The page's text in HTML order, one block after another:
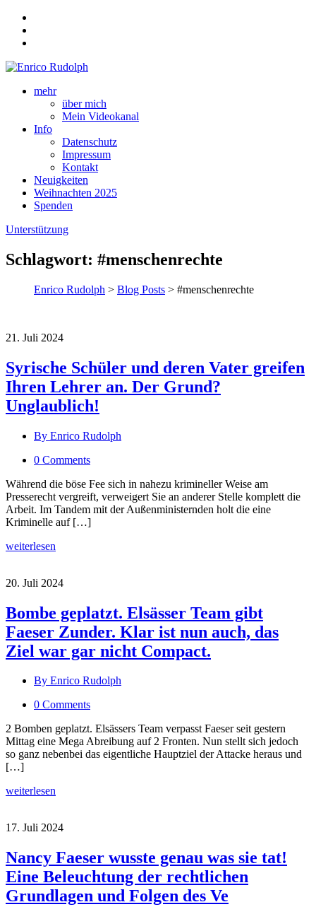
mehr
über mich
Mein Videokanal
Info
Datenschutz
Impressum
Kontakt
Neuigkeiten
Weihnachten 2025
Spenden
Unterstützung
Schlagwort: #menschenrechte
Enrico Rudolph > Blog Posts > #menschenrechte
21. Juli 2024
Syrische Schüler und deren Vater greifen
Ihren Lehrer an. Der Grund?
Unglaublich!
By Enrico Rudolph
0 Comments
Während die böse Fee sich in nahezu krimineller Weise am
Presserecht vergreift, verweigert Sie an anderer Stelle komplett die
Arbeit. Im Tandem mit der Außenministernden holt die eine
Kriminelle auf […]
weiterlesen
20. Juli 2024
Bombe geplatzt. Elsässer Team gibt
Faeser Zunder. Klar ist nun auch, das
Ziel war gar nicht Compact.
By Enrico Rudolph
0 Comments
2 Bomben geplatzt. Elsässers Team verpasst Faeser seit gestern
Mittag eine Mega Abreibung auf 2 Fronten. Nun stellt sich jedoch
so ganz nebenbei das eigentliche Hauptziel der Attacke heraus und
[…]
weiterlesen
17. Juli 2024
Nancy Faeser wusste genau was sie tat!
Eine Beleuchtung der rechtlichen
Grundlagen und Folgen des Ve